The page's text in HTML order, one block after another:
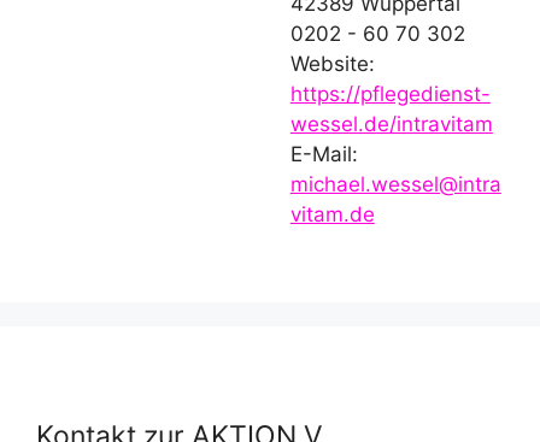
0202 - 60 70 302
Website:
https://pflegedienst-
wessel.de/intravitam
E-Mail:
michael.wessel@intra
vitam.de